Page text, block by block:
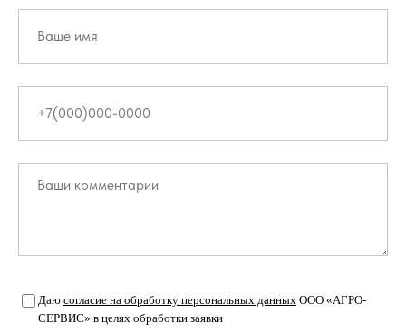
Даю согласие на обработку персональных данных ООО «АГРО-
СЕРВИС» в целях обработки заявки